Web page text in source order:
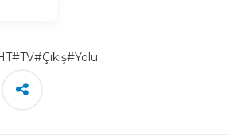
#TV#Çıkış#Yolu